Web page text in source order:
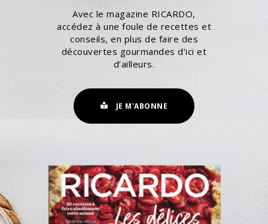
Avec le magazine RICARDO,
accédez à une foule de recettes et
conseils, en plus de faire des
découvertes gourmandes d’ici et
d’ailleurs.
JE M'ABONNE